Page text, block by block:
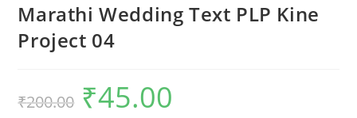
Marathi Wedding Text PLP Kine
Project 04
₹200.00 ₹45.00